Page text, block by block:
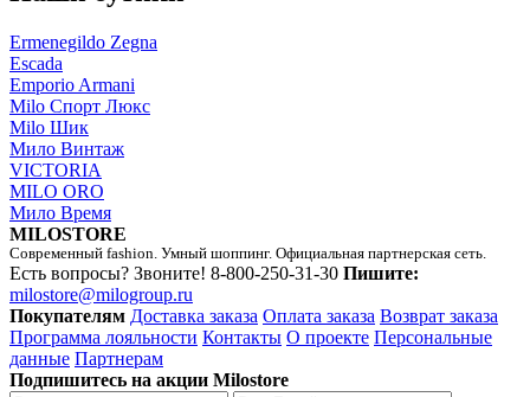
Ermenegildo Zegna
Escada
Emporio Armani
Milo Спорт Люкс
Milo Шик
Мило Винтаж
VICTORIA
MILO ORO
Мило Время
MILOSTORE
Современный fashion. Умный шоппинг. Официальная партнерская сеть.
Есть вопросы? Звоните! 8-800-250-31-30 Пишите:
milostore@milogroup.ru
Покупателям Доставка заказа Оплата заказа Возврат заказа
Программа лояльности Контакты О проекте Персональные
данные Партнерам
Подпишитесь на акции Milostore